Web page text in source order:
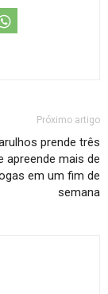
Próximo artigo
prende três
apreende mais de
em um fim de
semana